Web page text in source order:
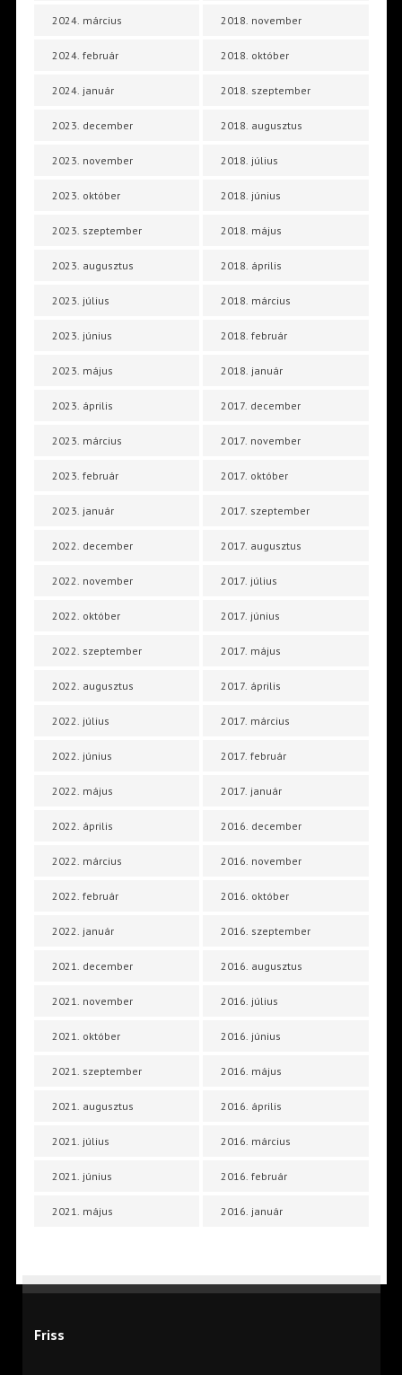
2024. március
2024. február
2024. január
2023. december
2023. november
2023. október
2023. szeptember
2023. augusztus
2023. július
2023. június
2023. május
2023. április
2023. március
2023. február
2023. január
2022. december
2022. november
2022. október
2022. szeptember
2022. augusztus
2022. július
2022. június
2022. május
2022. április
2022. március
2022. február
2022. január
2021. december
2021. november
2021. október
2021. szeptember
2021. augusztus
2021. július
2021. június
2021. május
2018. november
2018. október
2018. szeptember
2018. augusztus
2018. július
2018. június
2018. május
2018. április
2018. március
2018. február
2018. január
2017. december
2017. november
2017. október
2017. szeptember
2017. augusztus
2017. július
2017. június
2017. május
2017. április
2017. március
2017. február
2017. január
2016. december
2016. november
2016. október
2016. szeptember
2016. augusztus
2016. július
2016. június
2016. május
2016. április
2016. március
2016. február
2016. január
Friss